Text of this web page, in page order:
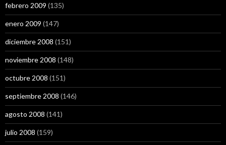
febrero 2009 (135)
enero 2009 (147)
diciembre 2008 (151)
noviembre 2008 (148)
octubre 2008 (151)
septiembre 2008 (146)
agosto 2008 (141)
julio 2008 (159)